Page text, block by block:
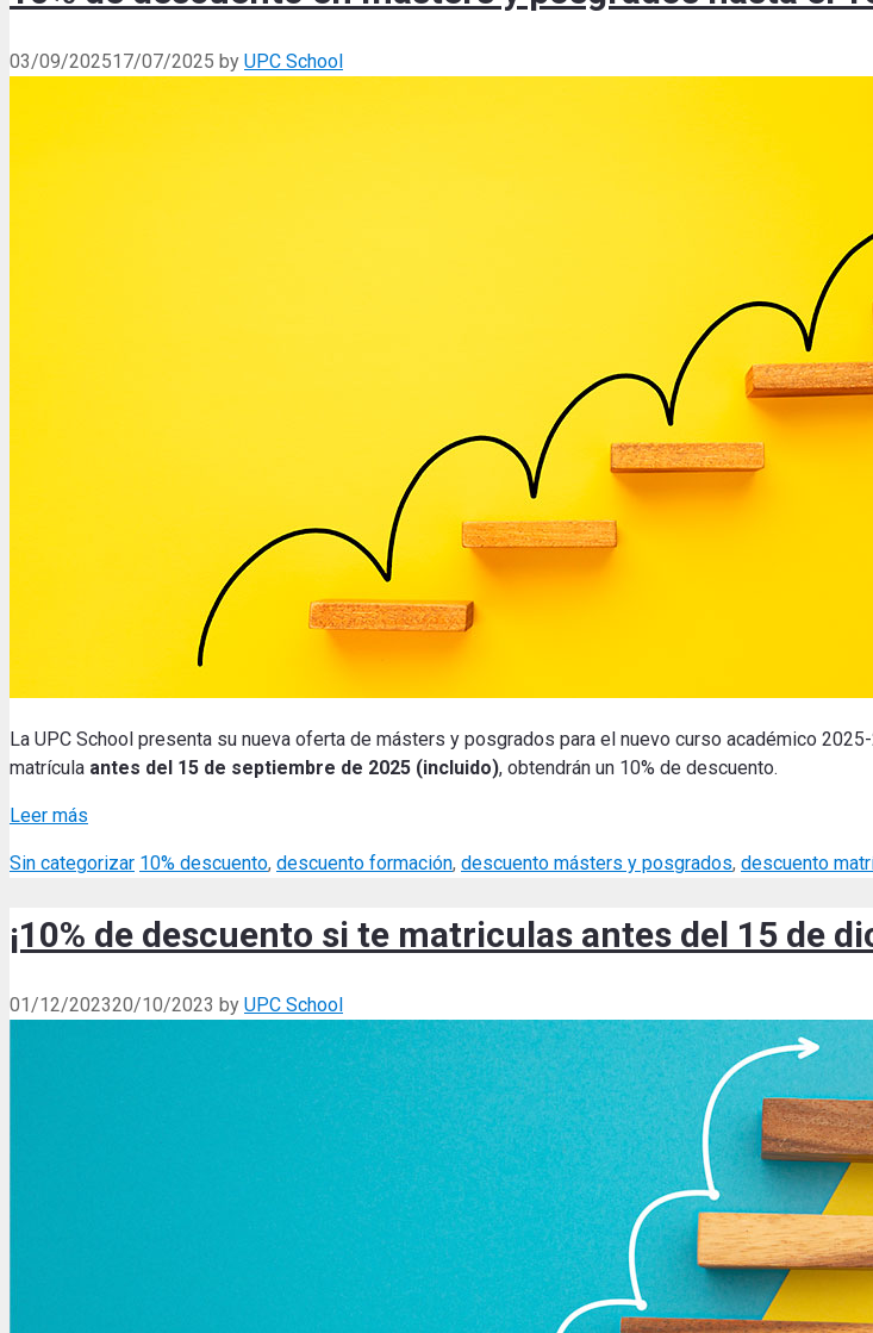
03/09/202517/07/2025 by UPC School
La UPC School presenta su nueva oferta de másters y posgrados para el nuevo curso académico
matrícula antes del 15 de septiembre de 2025 (incluido), obtendrán un 10% de descuento.
Leer más
Categories
Sin categorizar Tags
10% descuento, descuento formación, descuento másters y posgrados, descuento
¡10% de descuento si te matriculas antes del 15 de
01/12/202320/10/2023 by UPC School